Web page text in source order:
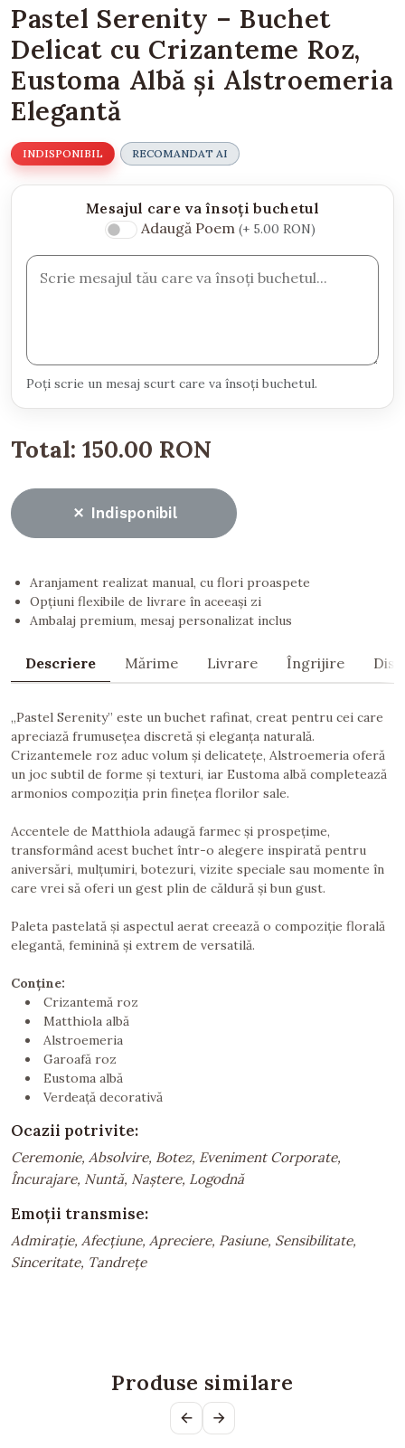
Pastel Serenity – Buchet
Delicat cu Crizanteme Roz,
Eustoma Albă și Alstroemeria
Elegantă
INDISPONIBIL RECOMANDAT AI
Mesajul care va însoți buchetul
Adaugă Poem (+ 5.00 RON)
Poți scrie un mesaj scurt care va însoți buchetul.
Total: 150.00 RON
Indisponibil
Aranjament realizat manual, cu flori proaspete
Opțiuni flexibile de livrare în aceeași zi
Ambalaj premium, mesaj personalizat inclus
Descriere Mărime Livrare Îngrijire
„Pastel Serenity” este un buchet rafinat, creat pentru cei care
apreciază frumusețea discretă și eleganța naturală.
Crizantemele roz aduc volum și delicatețe, Alstroemeria oferă
un joc subtil de forme și texturi, iar Eustoma albă completează
armonios compoziția prin finețea florilor sale.
Accentele de Matthiola adaugă farmec și prospețime,
transformând acest buchet într-o alegere inspirată pentru
aniversări, mulțumiri, botezuri, vizite speciale sau momente în
care vrei să oferi un gest plin de căldură și bun gust.
Paleta pastelată și aspectul aerat creează o compoziție florală
elegantă, feminină și extrem de versatilă.
Conține:
Crizantemă roz
Matthiola albă
Alstroemeria
Garoafă roz
Eustoma albă
Verdeață decorativă
Ocazii potrivite:
Ceremonie, Absolvire, Botez, Eveniment Corporate,
Încurajare, Nuntă, Naștere, Logodnă
Emoții transmise:
Admirație, Afecțiune, Apreciere, Pasiune, Sensibilitate,
Sinceritate, Tandrețe
Produse similare